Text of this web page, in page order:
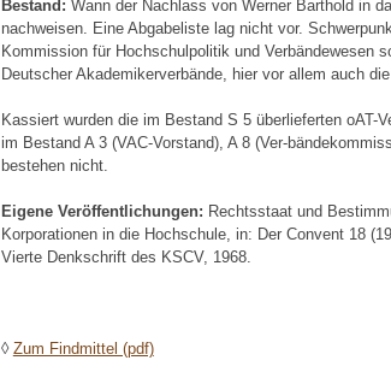
Bestand: Wann der Nachlass von Werner Barthold in
nachweisen. Eine Abgabeliste lag nicht vor.
Kommission für Hochschulpolitik und Verbändewesen
Deutscher Akademikerverbände, hier vor allem auch
Kassiert wurden die im Bestand S 5 überlieferten oAT-
im Bestand A 3 (VAC-Vorstand), A 8 (Ver-
bestehen nicht.
Eigene Veröffentlichungen: Rechtsstaat und
Korporationen in die Hochschule, in: Der Convent 18
Vierte Denkschrift des KSCV, 1968.
◊ Zum Findmittel (pdf)